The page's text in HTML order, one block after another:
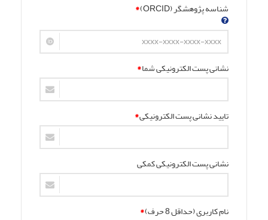
شناسه پژوهشگر (ORCID) *
نشانی پست الکترونیکی شما*
تایید نشانی پست الکترونیکی*
نشانی پست الکترونیکی کمکی
نام کاربری (حداقل 8 حرف) *